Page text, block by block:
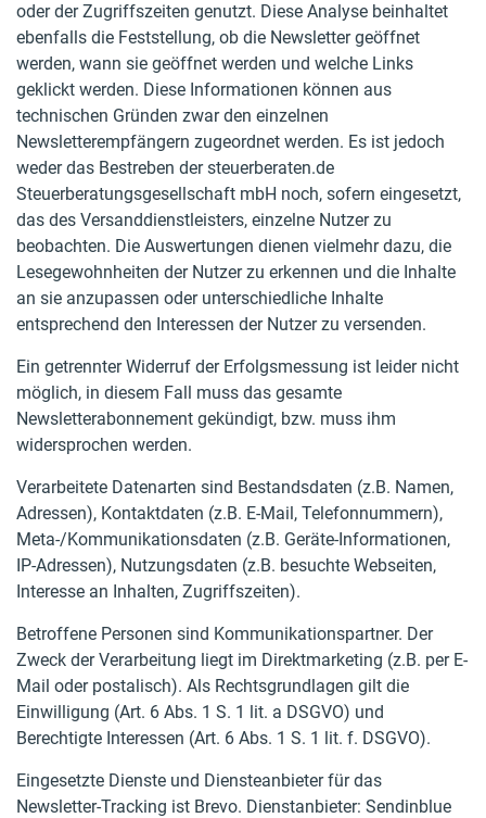
oder der Zugriffszeiten genutzt. Diese Analyse beinhaltet
ebenfalls die Feststellung, ob die Newsletter geöffnet
werden, wann sie geöffnet werden und welche Links
geklickt werden. Diese Informationen können aus
technischen Gründen zwar den einzelnen
Newsletterempfängern zugeordnet werden. Es ist jedoch
weder das Bestreben der steuerberaten.de
Steuerberatungsgesellschaft mbH noch, sofern eingesetzt,
das des Versanddienstleisters, einzelne Nutzer zu
beobachten. Die Auswertungen dienen vielmehr dazu, die
Lesegewohnheiten der Nutzer zu erkennen und die Inhalte
an sie anzupassen oder unterschiedliche Inhalte
entsprechend den Interessen der Nutzer zu versenden.
Ein getrennter Widerruf der Erfolgsmessung ist leider nicht
möglich, in diesem Fall muss das gesamte
Newsletterabonnement gekündigt, bzw. muss ihm
widersprochen werden.
Verarbeitete Datenarten sind Bestandsdaten (z.B. Namen,
Adressen), Kontaktdaten (z.B. E-Mail, Telefonnummern),
Meta-/Kommunikationsdaten (z.B. Geräte-Informationen,
IP-Adressen), Nutzungsdaten (z.B. besuchte Webseiten,
Interesse an Inhalten, Zugriffszeiten).
Betroffene Personen sind Kommunikationspartner. Der
Zweck der Verarbeitung liegt im Direktmarketing (z.B. per E-
Mail oder postalisch). Als Rechtsgrundlagen gilt die
Einwilligung (Art. 6 Abs. 1 S. 1 lit. a DSGVO) und
Berechtigte Interessen (Art. 6 Abs. 1 S. 1 lit. f. DSGVO).
Eingesetzte Dienste und Diensteanbieter für das
Newsletter-Tracking ist Brevo. Dienstanbieter: Sendinblue